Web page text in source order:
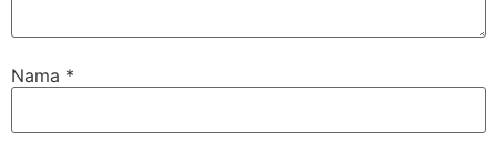
Nama *